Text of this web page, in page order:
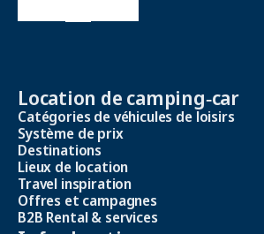
Location de camping‑car
Catégories de véhicules de loisirs
Système de prix
Destinations
Lieux de location
Travel inspiration
Offres et campagnes
B2B Rental & services